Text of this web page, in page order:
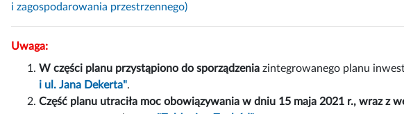
i zagospodarowania przestrzennego)
Uwaga:
W części planu przystąpiono do sporządzenia zintegrowanego planu
i ul. Jana Dekerta".
Część planu utraciła moc obowiązywania w dniu 15 maja 2021 r., wraz z